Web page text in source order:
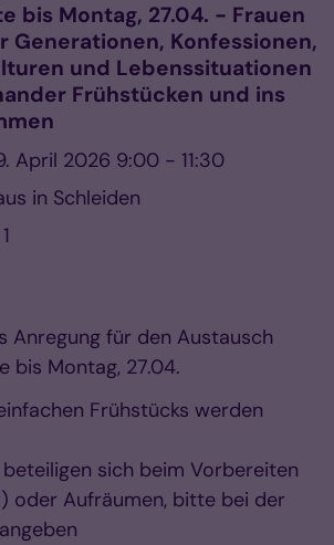
bis Montag, 27.04. - Frauen
Generationen, Konfessionen,
und Lebenssituationen
Frühstücken und ins
April 2026 9:00 - 11:30
in Schleiden
Anregung für den Austausch
bis Montag, 27.04.
Frühstücks werden
sich beim Vorbereiten
oder Aufräumen, bitte bei der